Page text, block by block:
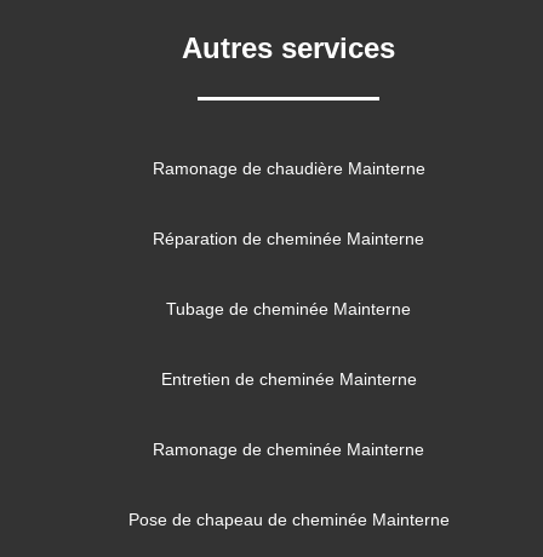
Autres services
Ramonage de chaudière Mainterne
Réparation de cheminée Mainterne
Tubage de cheminée Mainterne
Entretien de cheminée Mainterne
Ramonage de cheminée Mainterne
Pose de chapeau de cheminée Mainterne